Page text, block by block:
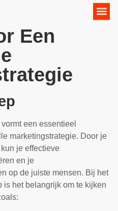
Een
een essentieel
marketingstrategie. Door je
je effectieve
en je
op de juiste mensen. Bij het
is het belangrijk om te kijken